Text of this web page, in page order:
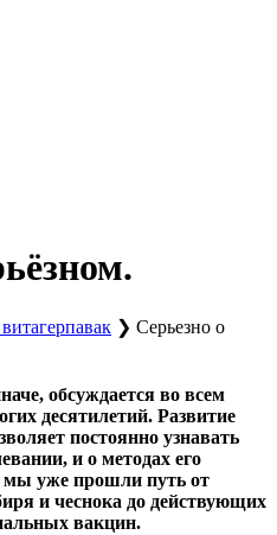
❯ Серьезно о
обсуждается во всем
десятилетий. Развитие
постоянно узнавать
и о методах его
мы уже прошли путь от
и чеснока до действующих
вакцин.